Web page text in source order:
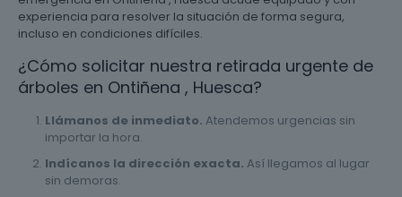
experiencia para resolver la situación de forma segura,
incluso en condiciones difíciles.
¿Cómo solicitar nuestra retirada urgente de
árboles en Ontiñena , Huesca?
Llámanos de inmediato. Atendemos urgencias sin
importar la hora.
Indícanos la dirección exacta. Así llegamos al lugar
sin demoras.